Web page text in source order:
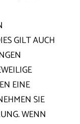
GILT AUCH
EINE
SIE
WENN